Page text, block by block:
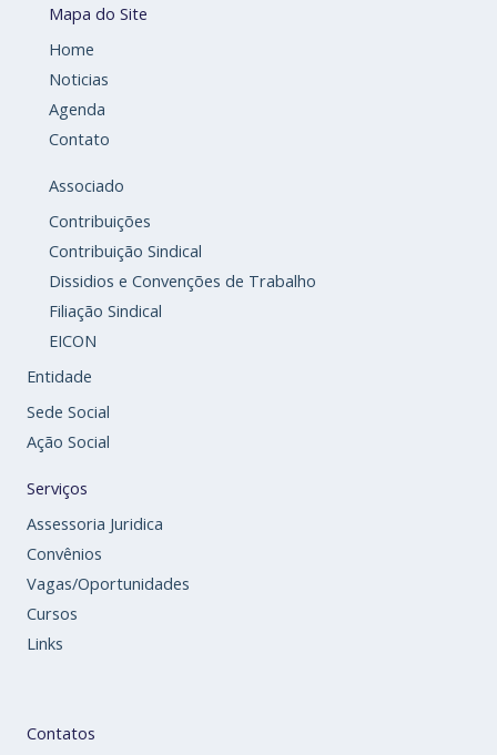
Mapa do Site
Home
Noticias
Agenda
Contato
Associado
Contribuições
Contribuição Sindical
Dissidios e Convenções de Trabalho
Filiação Sindical
EICON
Entidade
Sede Social
Ação Social
Serviços
Assessoria Juridica
Convênios
Vagas/Oportunidades
Cursos
Links
Contatos